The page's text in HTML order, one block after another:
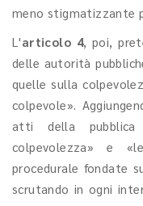
meno stigmatizzante
L'articolo 4, poi,
delle autorità
quelle sulla
colpevole».
atti della
colpevolezza» e
procedurale fondate
scrutando in ogni